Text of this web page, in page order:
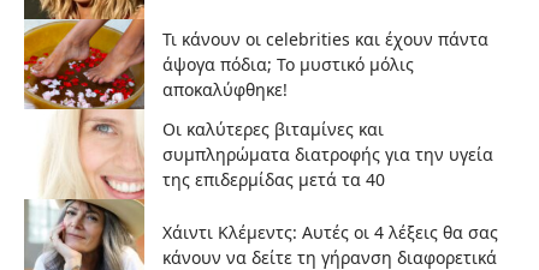
Τι κάνουν οι celebrities και έχουν πάντα
άψογα πόδια; Το μυστικό μόλις
αποκαλύφθηκε!
Οι καλύτερες βιταμίνες και
συμπληρώματα διατροφής για την υγεία
της επιδερμίδας μετά τα 40
Χάιντι Κλέμεντς: Αυτές οι 4 λέξεις θα σας
κάνουν να δείτε τη γήρανση διαφορετικά